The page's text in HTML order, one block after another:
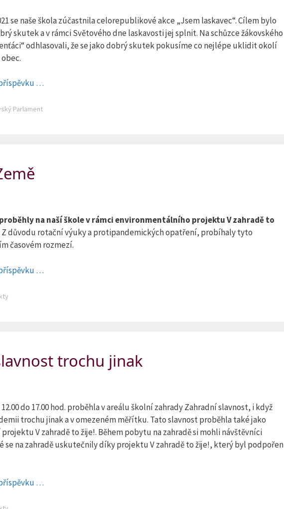
se naše škola zúčastnila celorepublikové akce „Jsem laskavec“. Cílem bylo
skutek a v rámci Světového dne laskavosti jej splnit. Na schůzce žákovského
odhlasovali, že se jako dobrý skutek pokusíme co nejlépe uklidit okolí
…
Parlament
proběhly na naší škole v rámci environmentálního projektu V zahradě to
Z důvodu rotační výuky a protipandemických opatření, probíhaly tyto
časovém rozmezí.
…
trochu jinak
12.00 do 17.00 hod. proběhla v areálu školní zahrady Zahradní slavnost, i když
trochu jinak a v omezeném měřítku. Tato slavnost proběhla také jako
V zahradě to žije!. Během pobytu na zahradě si mohli návštěvníci
se na zahradě uskutečnily díky projektu V zahradě to žije!, který byl podpořen
…